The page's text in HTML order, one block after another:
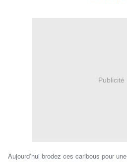
Publicité
Aujourd’hui brodez ces caribous pour